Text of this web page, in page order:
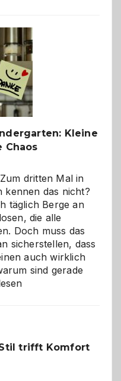
wann
ist
eine
Hundepension
die
richtige
Kleine
Chaos
dritten Mal in
kennen das nicht?
täglich Berge an
die alle
Doch muss das
sicherstellen, dass
auch wirklich
sind gerade
trifft Komfort